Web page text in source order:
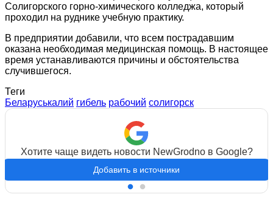
Солигорского горно-химического колледжа, который
проходил на руднике учебную практику.
В предприятии добавили, что всем пострадавшим
оказана необходимая медицинская помощь. В настоящее
время устанавливаются причины и обстоятельства
случившегося.
Теги
Беларуськалий гибель рабочий солигорск
Хотите чаще видеть новости NewGrodno в Google?
Добавить в источники